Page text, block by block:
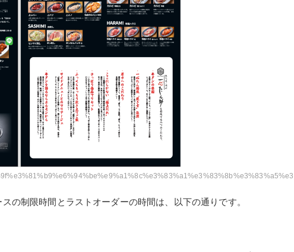
の制限時間とラストオーダーの時間は、以下の通りです。